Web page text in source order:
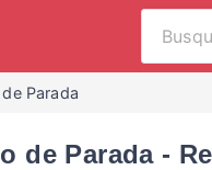
Parada
de Parada -